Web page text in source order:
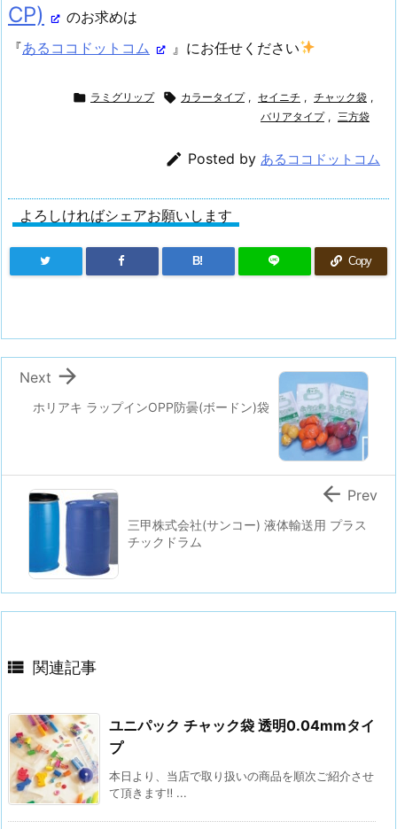
CP)
のお求めは
『あるココドットコム 』にお任せください
 ラミグリップ  カラータイプ , セイニチ , チャック袋 ,
バリアタイプ , 三方袋
 Posted by あるココドットコム
よろしければシェアお願いします
B! Copy
ホリアキ ラップインOPP防曇(ボードン)袋

Next
三甲株式会社(サンコー) 液体輸送用 プラス
チックドラム
 Prev
 関連記事
ユニパック チャック袋 透明0.04mmタイ
プ
本日より、当店で取り扱いの商品を順次ご紹介させ
て頂きます‼ ...